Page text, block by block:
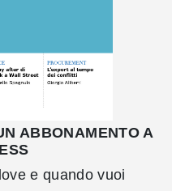
ABBONAMENTO A
e quando vuoi